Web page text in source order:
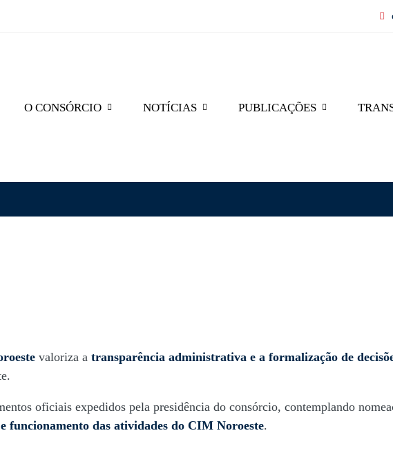
O CONSÓRCIO NOTÍCIAS PUBLICAÇÕES
valoriza a transparência administrativa e a formalização de
oficiais expedidos pela presidência do consórcio, contemplando
funcionamento das atividades do CIM Noroeste.